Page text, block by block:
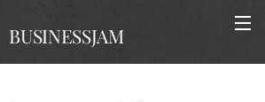
BUSINESSJAM